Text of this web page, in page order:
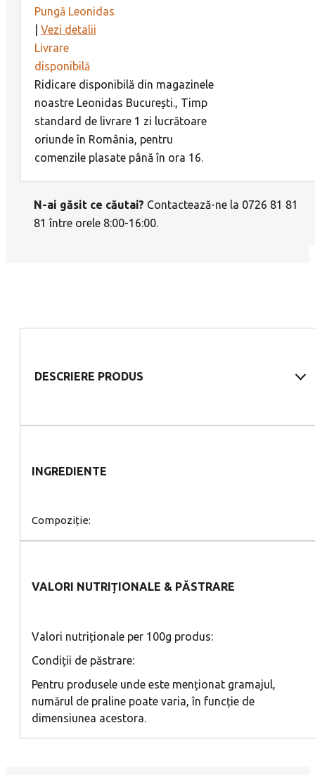
Pungă Leonidas
Vezi detalii
Livrare
disponibilă
Ridicare disponibilă din magazinele
noastre Leonidas București., Timp
standard de livrare 1 zi lucrătoare
oriunde în România, pentru
comenzile plasate până în ora 16.
N-ai găsit ce căutai? Contactează-ne la 0726 81 81
81 între orele 8:00-16:00.
DESCRIERE PRODUS
INGREDIENTE
Compoziție:
VALORI NUTRIȚIONALE & PĂSTRARE
Valori nutriționale per 100g produs:
Condiții de păstrare:
Pentru produsele unde este menționat gramajul,
numărul de praline poate varia, în funcție de
dimensiunea acestora.